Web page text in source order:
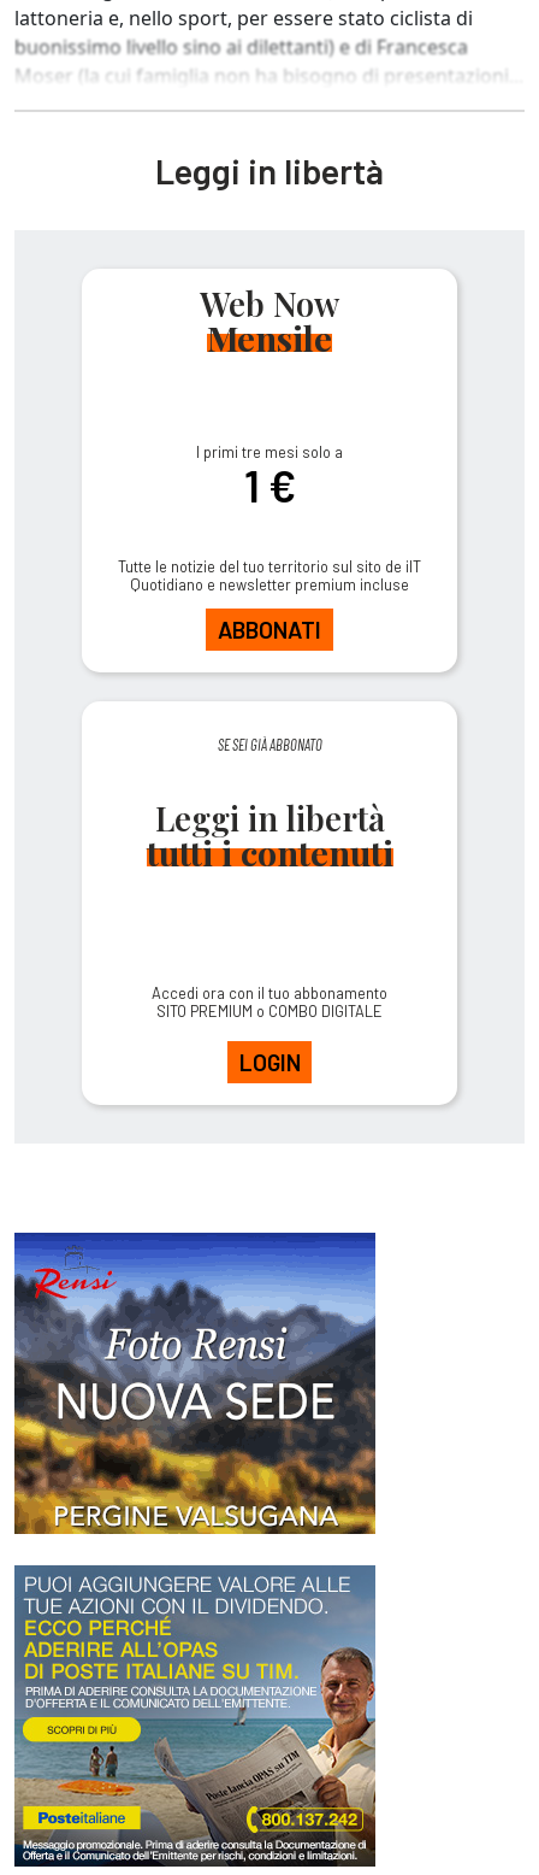
lattoneria e, nello sport, per essere stato ciclista di
buonissimo livello sino ai dilettanti) e di Francesca
Moser (la cui famiglia non ha bisogno di presentazioni...
Leggi in libertà
Web Now
Mensile
I primi tre mesi solo a
1 €
Tutte le notizie del tuo territorio sul sito de ilT
Quotidiano e newsletter premium incluse
ABBONATI
SE SEI GIÀ ABBONATO
Leggi in libertà
tutti i contenuti
Accedi ora con il tuo abbonamento
SITO PREMIUM o COMBO DIGITALE
LOGIN